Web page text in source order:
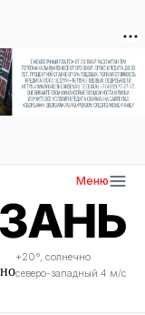
Меню
+20°, солнечно
северо-западный 4 м/с